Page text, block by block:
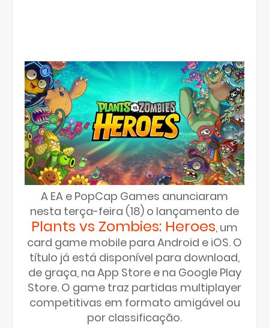
A EA e PopCap Games anunciaram
nesta terça-feira (18) o lançamento de
Plants vs Zombies: Heroes, um
card game mobile para Android e iOS. O
título já está disponível para download,
de graça, na App Store e na Google Play
Store. O game traz partidas multiplayer
competitivas em formato amigável ​​ou
por classificação.